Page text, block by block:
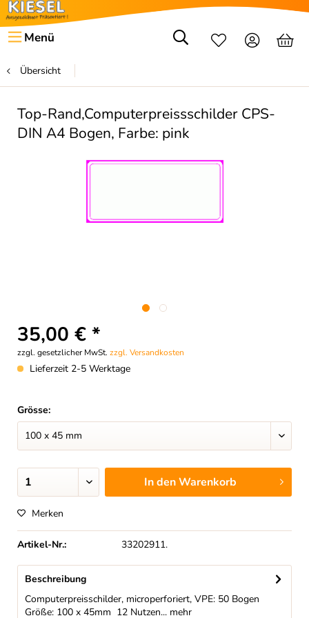
Menü
Übersicht
Top-Rand,Computerpreissschilder CPS-
DIN A4 Bogen, Farbe: pink
35,00 € *
zzgl. gesetzlicher MwSt. zzgl. Versandkosten
Lieferzeit 2-5 Werktage
Grösse:
In denWarenkorb
Merken
Artikel-Nr.: 33202911.
Beschreibung
Computerpreisschilder, microperforiert, VPE: 50 Bogen
Größe: 100 x 45mm 12 Nutzen... mehr